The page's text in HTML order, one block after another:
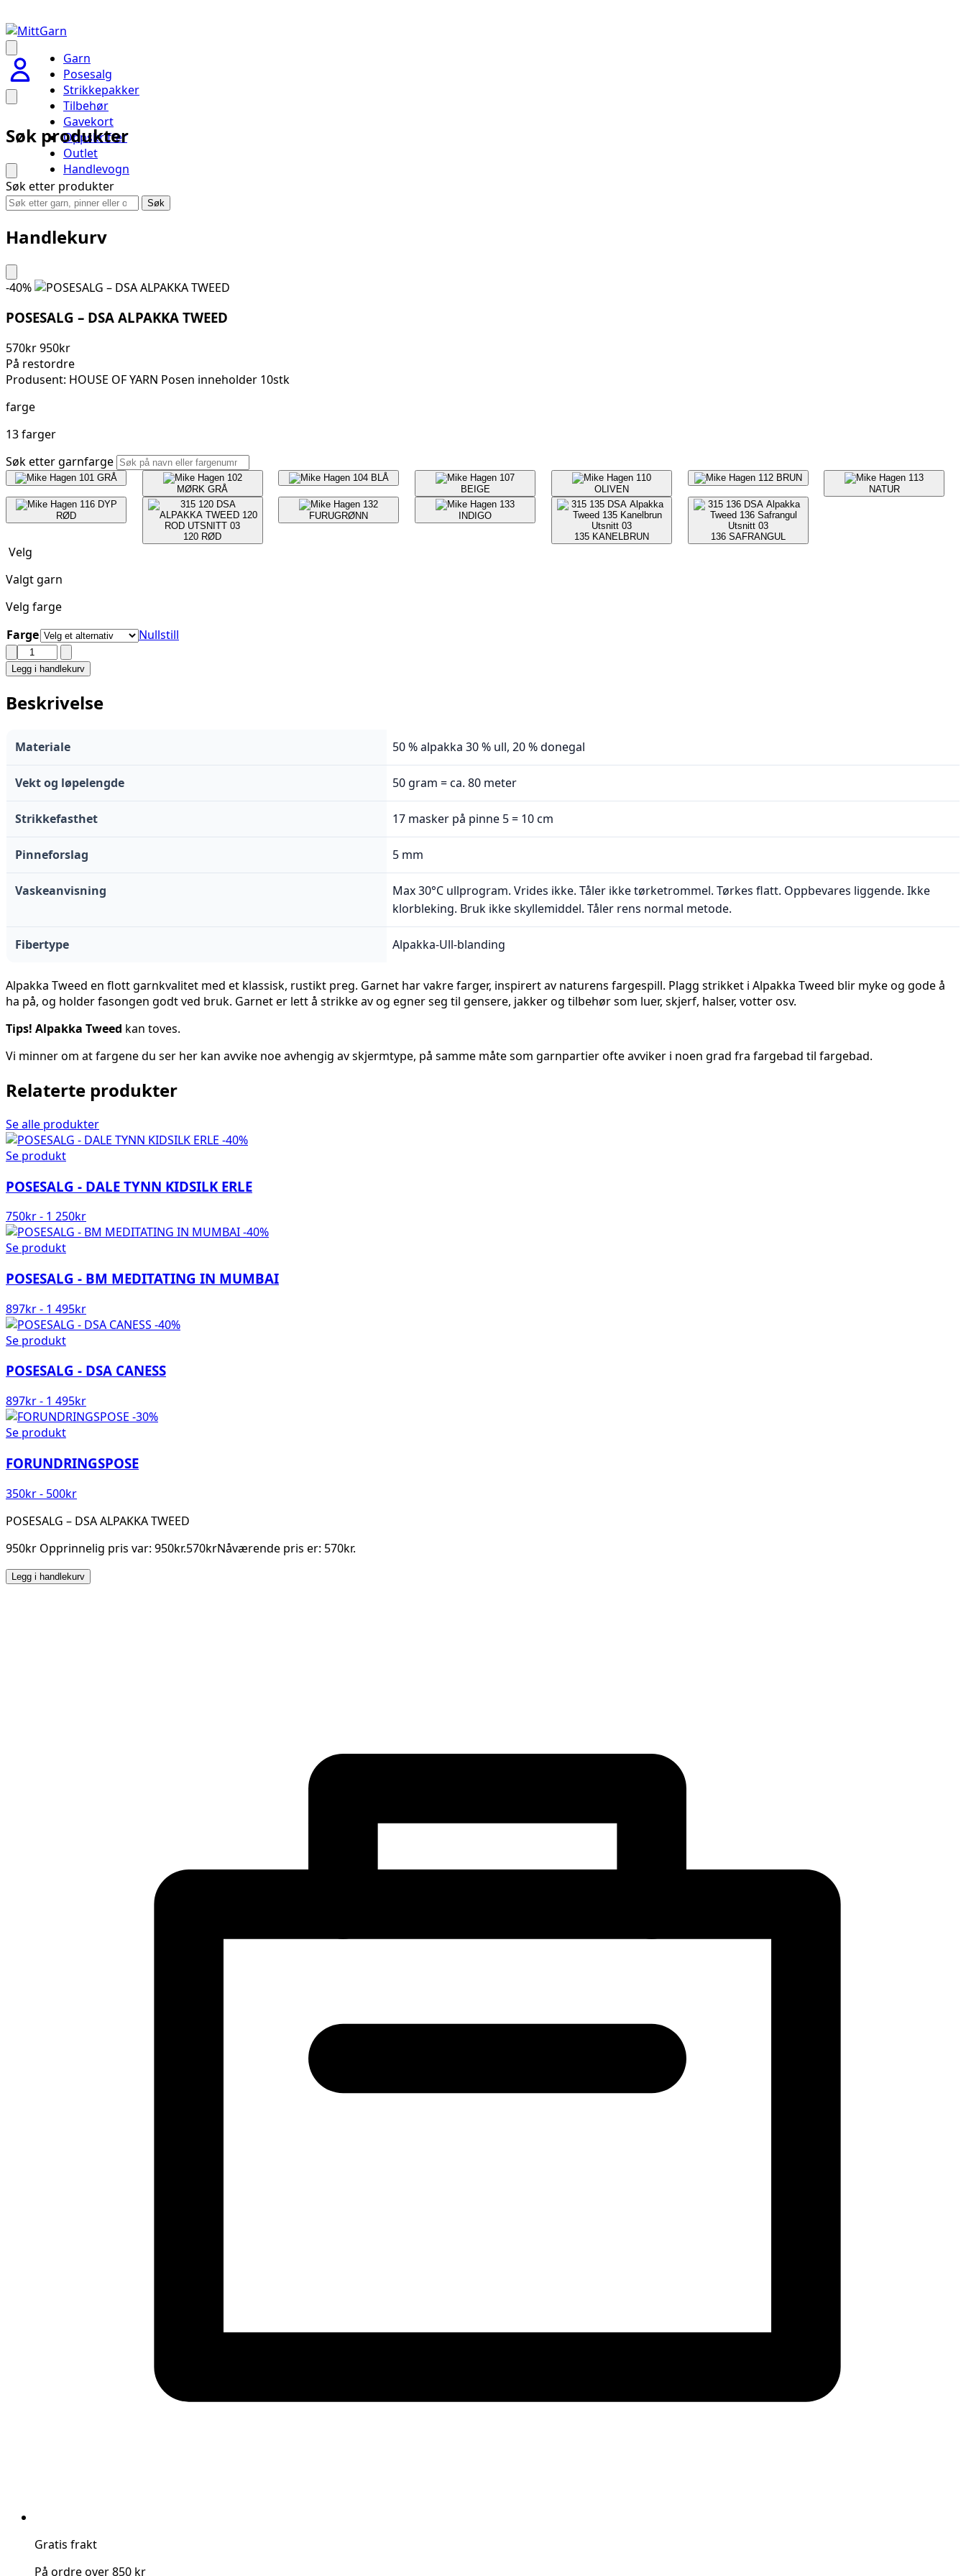
Garn
Posesalg
Strikkepakker
Tilbehør
Gavekort
Oppskrifter
Outlet
Handlevogn
Søk produkter
Søk etter produkter
Søk
Handlekurv
-40%
POSESALG – DSA ALPAKKA TWEED
570kr950kr
På restordre
Produsent: HOUSE OF YARN Posen inneholder 10stk
farge
13 farger
Søk etter garnfarge
101 GRÅ
102
MØRK GRÅ
104 BLÅ
107
BEIGE
110
OLIVEN
112 BRUN
113
NATUR
116 DYP
RØD
120 RØD
132
FURUGRØNN
133
INDIGO
135 KANELBRUN 136 SAFRANGUL
Velg
Valgt garn
Velg farge
Farge
Nullstill
POSESALG
–
ALPAKKA
TWEED
Legg i handlekurv
Beskrivelse
Materiale 50 % alpakka 30 % ull, 20 % donegal
Vekt og løpelengde 50 gram = ca. 80 meter
Strikkefasthet 17 masker på pinne 5 = 10 cm
Pinneforslag 5 mm
Vaskeanvisning
Max 30°C ullprogram. Vrides ikke. Tåler ikke tørketrommel. Tørkes flatt. Oppbevares liggende. Ikke
klorbleking. Bruk ikke skyllemiddel. Tåler rens normal metode.
Fibertype Alpakka-Ull-blanding
Alpakka Tweed en flott garnkvalitet med et klassisk, rustikt preg. Garnet har vakre farger, inspirert av naturens fargespill. Plagg strikket i Alpakka Tweed blir myke og gode å
ha på, og holder fasongen godt ved bruk. Garnet er lett å strikke av og egner seg til gensere, jakker og tilbehør som luer, skjerf, halser, votter osv.
Tips! Alpakka Tweed kan toves.
Vi minner om at fargene du ser her kan avvike noe avhengig av skjermtype, på samme måte som garnpartier ofte avviker i noen grad fra fargebad til fargebad.
Relaterte produkter
Se alle produkter
-40%
Se produkt
POSESALG - DALE TYNN KIDSILK ERLE
750kr- 1 250kr
-40%
Se produkt
POSESALG - BM MEDITATING IN MUMBAI
897kr- 1 495kr
-40%
Se produkt
POSESALG - DSA CANESS
897kr- 1 495kr
-30%
Se produkt
FORUNDRINGSPOSE
350kr- 500kr
POSESALG – DSA ALPAKKA TWEED
950kr Opprinnelig pris var: 950kr.570krNåværende pris er: 570kr.
Legg i handlekurv
Gratis frakt
På ordre over 850 kr